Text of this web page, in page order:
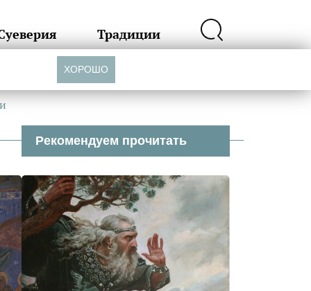
Традиции
Рекомендуем прочитать
ХОРОШО